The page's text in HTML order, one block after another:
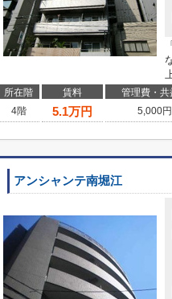
所在階 賃料 管理費・共
4階
5.1万円 5,000円
アンシャンテ南堀江